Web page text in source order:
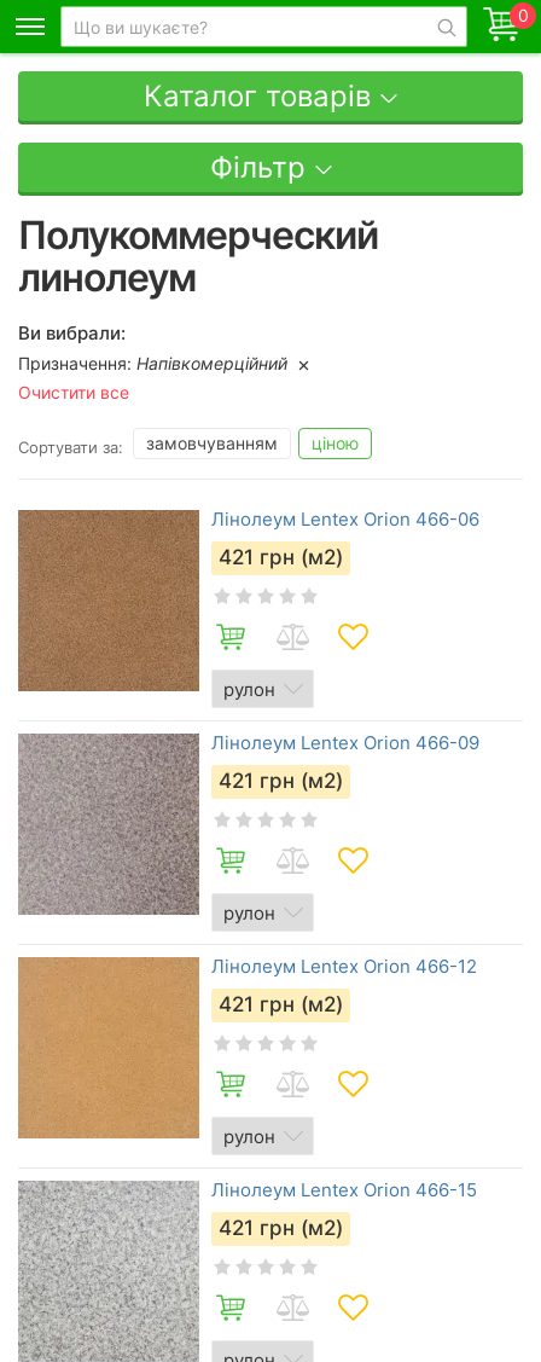
0
Каталог товарів
Фільтр
Полукоммерческий
линолеум
Ви вибрали:
Призначення: Напівкомерційний
Очистити все
Сортувати за: замовчуванням ціною
Лінолеум Lentex Orion 466-06
421 грн (м2)
Лінолеум Lentex Orion 466-09
421 грн (м2)
Лінолеум Lentex Orion 466-12
421 грн (м2)
Лінолеум Lentex Orion 466-15
421 грн (м2)